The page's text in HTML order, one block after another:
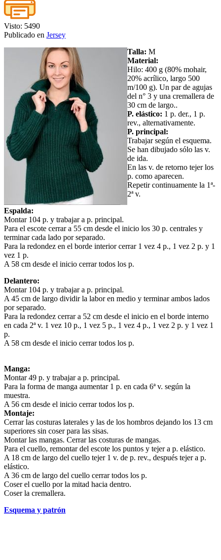
Visto: 5490
Publicado en Jersey
Talla: M
Material:
Hilo: 400 g (80% mohair,
20% acrílico, largo 500
m/100 g). Un par de agujas
del n° 3 y una cremallera de
30 cm de largo..
P. elástico: 1 p. der., 1 p.
rev., alternativamente.
P. principal:
Trabajar según el esquema.
Se han dibujado sólo las v.
de ida.
En las v. de retorno tejer los
p. como aparecen.
Repetir continuamente la 1ª-
2ª v.
Espalda:
Montar 104 p. y trabajar a p. principal.
Para el escote cerrar a 55 cm desde el inicio los 30 p. centrales y
terminar cada lado por separado.
Para la redondez en el borde interior cerrar 1 vez 4 p., 1 vez 2 p. y 1
vez 1 p.
A 58 cm desde el inicio cerrar todos los p.
Delantero:
Montar 104 p. y trabajar a p. principal.
A 45 cm de largo dividir la labor en medio y terminar ambos lados
por separado.
Para la redondez cerrar a 52 cm desde el inicio en el borde interno
en cada 2ª v. 1 vez 10 p., 1 vez 5 p., 1 vez 4 p., 1 vez 2 p. y 1 vez 1
p.
A 58 cm desde el inicio cerrar todos los p.
Manga:
Montar 49 p. y trabajar a p. principal.
Para la forma de manga aumentar 1 p. en cada 6ª v. según la
muestra.
A 56 cm desde el inicio cerrar todos los p.
Montaje:
Cerrar las costuras laterales y las de los hombros dejando los 13 cm
superiores sin coser para las sisas.
Montar las mangas. Cerrar las costuras de mangas.
Para el cuello, remontar del escote los puntos y tejer a p. elástico.
A 18 cm de largo del cuello tejer 1 v. de p. rev., después tejer a p.
elástico.
A 36 cm de largo del cuello cerrar todos los p.
Coser el cuello por la mitad hacia dentro.
Coser la cremallera.
Esquema y patrón